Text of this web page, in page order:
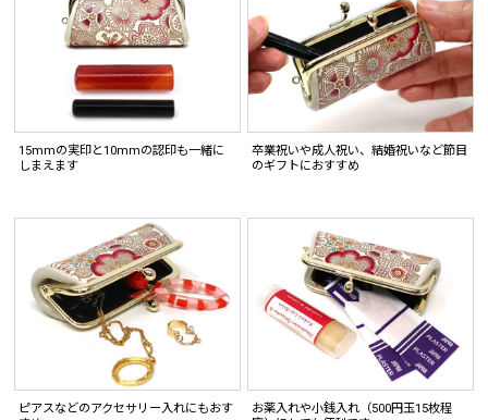
15mmの実印と10mmの認印も一緒に
しまえます
卒業祝いや成人祝い、結婚祝いなど節目
のギフトにおすすめ
ピアスなどのアクセサリー入れにもおす
お薬入れや小銭入れ（500円玉15枚程